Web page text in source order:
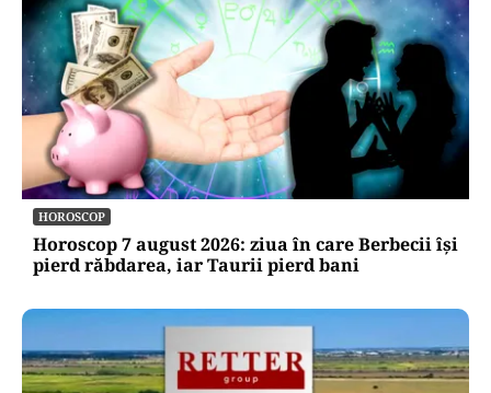
HOROSCOP
Horoscop 7 august 2026: ziua în care Berbecii își
pierd răbdarea, iar Taurii pierd bani